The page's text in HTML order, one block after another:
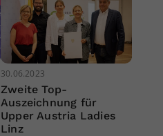
30.06.2023
Zweite Top-
Auszeichnung für
Upper Austria Ladies
Linz